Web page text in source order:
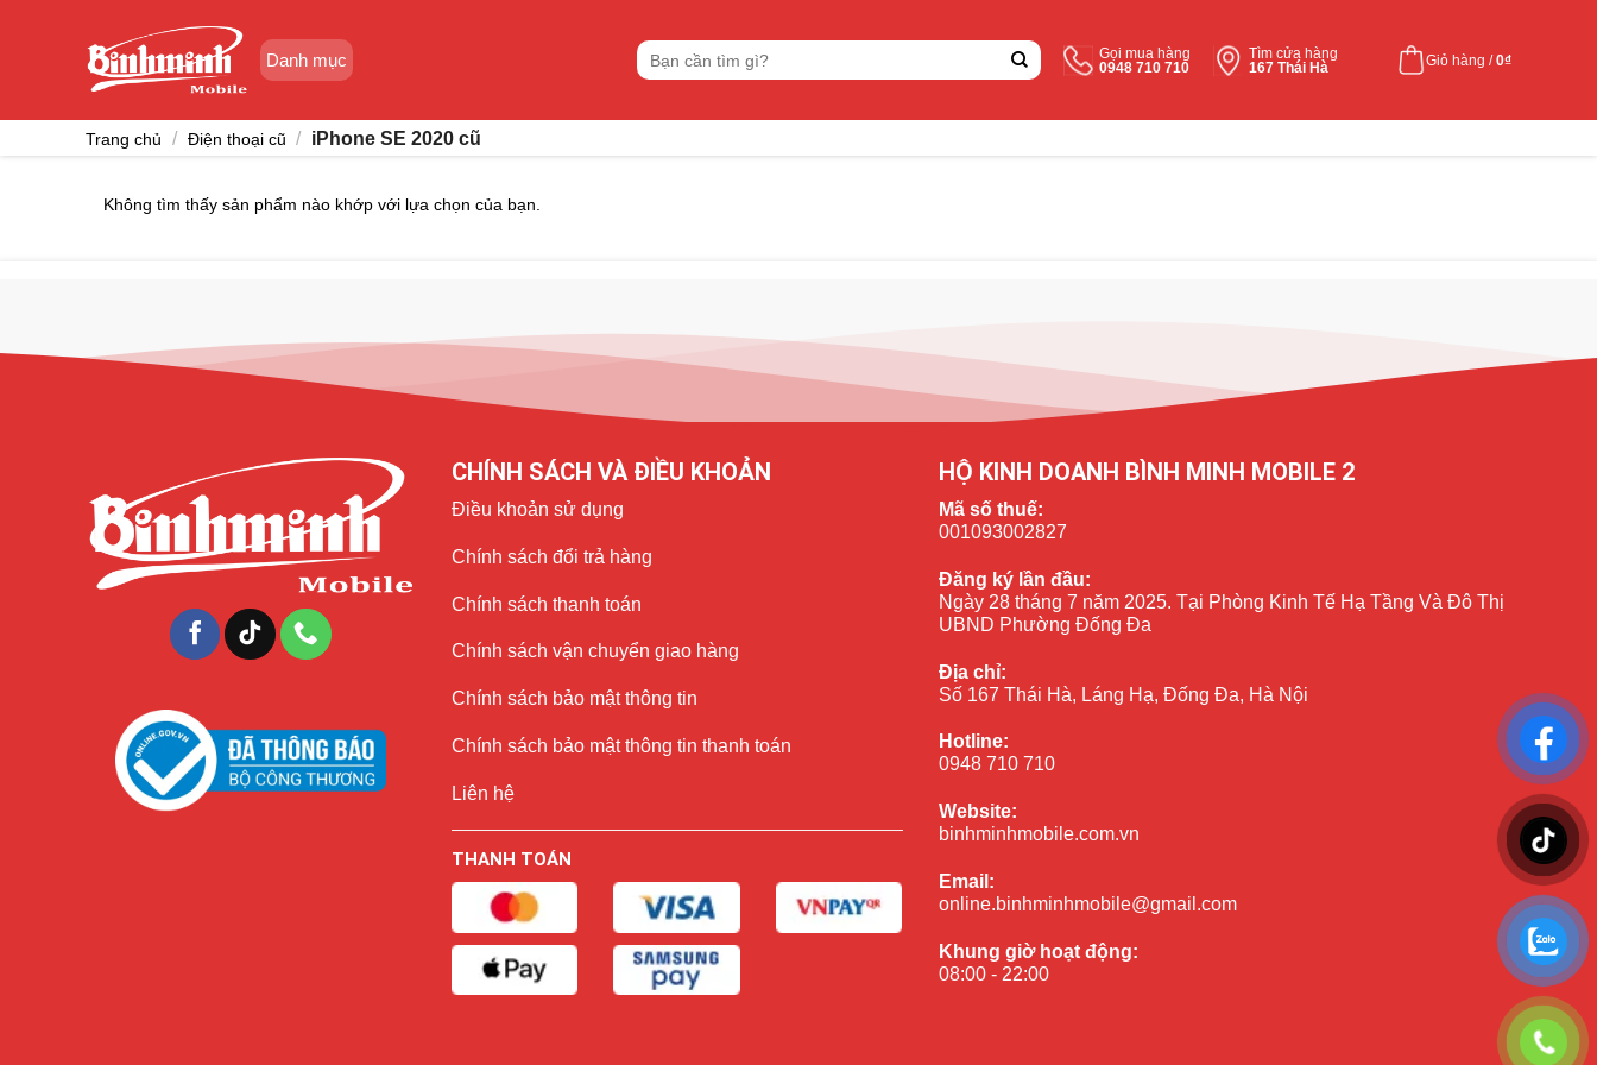
Danh mục
Tìm
kiếm:
Gọi mua hàng
0948 710 710
Tìm cửa hàng
167 Thái Hà
Giỏ hàng /0₫
Trang chủ / Điện thoại cũ / iPhone SE 2020 cũ
Không tìm thấy sản phẩm nào khớp với lựa chọn của bạn.
CHÍNH SÁCH VÀ ĐIỀU KHOẢN
Điều khoản sử dụng
Chính sách đổi trả hàng
Chính sách thanh toán
Chính sách vận chuyển giao hàng
Chính sách bảo mật thông tin
Chính sách bảo mật thông tin thanh toán
Liên hệ
THANH TOÁN
HỘ KINH DOANH BÌNH MINH MOBILE 2
Mã số thuế:
001093002827
Đăng ký lần đầu:
Ngày 28 tháng 7 năm 2025. Tại Phòng Kinh Tế Hạ Tầng Và Đô Thị
UBND Phường Đống Đa
Địa chỉ:
Số 167 Thái Hà, Láng Hạ, Đống Đa, Hà Nội
Hotline:
0948 710 710
Website:
binhminhmobile.com.vn
Email:
online.binhminhmobile@gmail.com
Khung giờ hoạt động:
08:00 - 22:00